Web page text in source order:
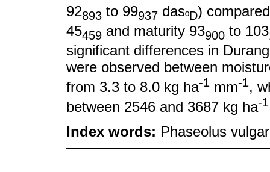
92893 to 99937 dasºD)
45459 and maturity 93900 to 103
significant differences in
were observed between
from 3.3 to 8.0 kg ha-1 mm-1,
between 2546 and 3687 kg ha-1
Index words: Phaseolus